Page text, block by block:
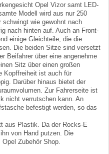
Opel Vizor samt LED-
Modell wird aus nur 250
schwingt wie gewohnt nach
nach hinten auf. Auch an Front-
einige Gleichteile, die die
Die beiden Sitze sind versetzt
Beifahrer über eine angenehme
Sitz über einen großen
Kopffreiheit ist auch für
Darüber hinaus bietet der
Zur Fahrerseite ist
nicht verrutschen kann. An
befestigt werden, so das
aus Plastik. Da der Rocks-E
von Hand putzen. Die
Zubehör Shop.